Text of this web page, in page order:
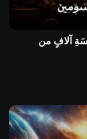
آلافٍ من